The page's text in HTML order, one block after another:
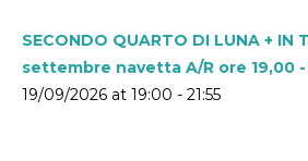
SECONDO QUARTO DI LUNA + IN
settembre navetta A/R ore 19,00 -
19/09/2026 at 19:00 - 21:55